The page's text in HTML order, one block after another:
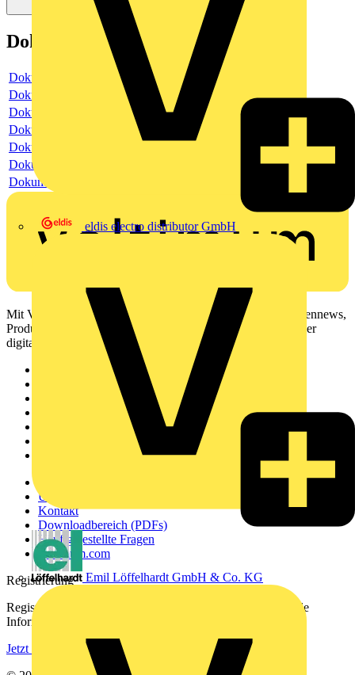
eldis electro distributor GmbH
Emil Löffelhardt GmbH & Co. KG
Dokumente
Dokument
Dokument
Dokument
Dokument
Dokument
Dokument
Dokument
Mit Voltimum erhalten Elektrofachkräfte Zugang zu Branchennews,
Produktinformationen, Schulungen und Tools – alles auf einer
digitalen Plattform und Community.
Über uns
Kontakt
Downloadbereich (PDFs)
Häufig gestellte Fragen
voltimum.com
Registrierung
Registrieren Sie sich kostenlos und erhalten Sie stets aktuelle
Informationen aus der Elektroindustrie.
Jetzt registrieren